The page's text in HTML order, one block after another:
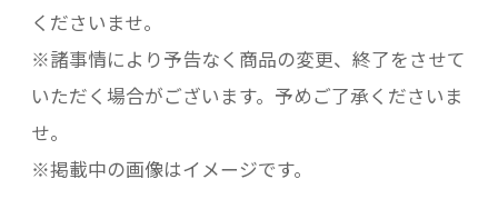
くださいませ。
※諸事情により予告なく商品の変更、終了をさせて
いただく場合がございます。予めご了承くださいま
せ。
※掲載中の画像はイメージです。